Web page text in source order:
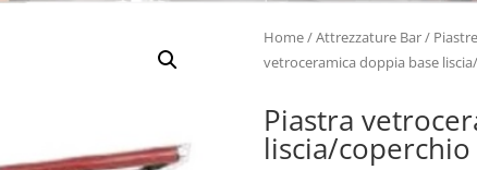
Home/Attrezzature Bar/
vetroceramica doppia base
Piastra
liscia/